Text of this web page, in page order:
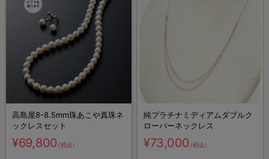
高島屋8-8.5mm珠あこや真珠ネ
ックレスセット
¥69,800（税込）
純プラチナミディアムダブルク
ローバーネックレス
¥73,000（税込）